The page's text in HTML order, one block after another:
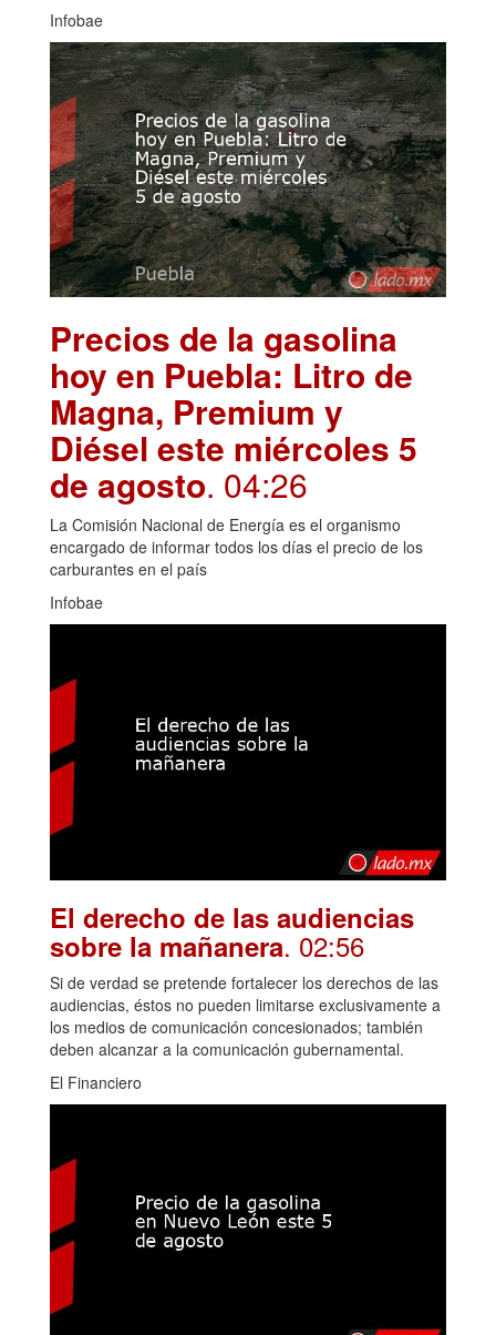
Infobae
Precios de la gasolina
hoy en Puebla: Litro de
Magna, Premium y
Diésel este miércoles 5
de agosto. 04:26
La Comisión Nacional de Energía es el organismo
encargado de informar todos los días el precio de los
carburantes en el país
Infobae
El derecho de las audiencias
sobre la mañanera. 02:56
Si de verdad se pretende fortalecer los derechos de las
audiencias, éstos no pueden limitarse exclusivamente a
los medios de comunicación concesionados; también
deben alcanzar a la comunicación gubernamental.
El Financiero